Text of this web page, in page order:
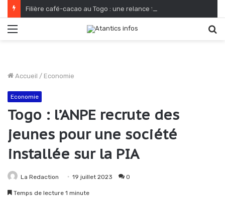
Accueil / Economie
Economie
Togo : l’ANPE recrute des
jeunes pour une société
installée sur la PIA
La Redaction 19 juillet 2023 0
Temps de lecture 1 minute